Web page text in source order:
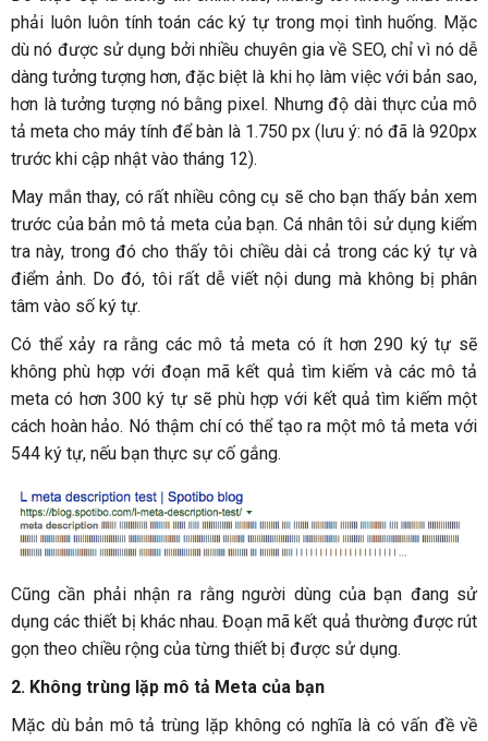
phải luôn luôn tính toán các ký tự trong mọi tình huống. Mặc
dù nó được sử dụng bởi nhiều chuyên gia về SEO, chỉ vì nó dễ
dàng tưởng tượng hơn, đặc biệt là khi họ làm việc với bản sao,
hơn là tưởng tượng nó bằng pixel. Nhưng độ dài thực của mô
tả meta cho máy tính để bàn là 1.750 px (lưu ý: nó đã là 920px
trước khi cập nhật vào tháng 12).
May mắn thay, có rất nhiều công cụ sẽ cho bạn thấy bản xem
trước của bản mô tả meta của bạn. Cá nhân tôi sử dụng kiểm
tra này, trong đó cho thấy tôi chiều dài cả trong các ký tự và
điểm ảnh. Do đó, tôi rất dễ viết nội dung mà không bị phân
tâm vào số ký tự.
Có thể xảy ra rằng các mô tả meta có ít hơn 290 ký tự sẽ
không phù hợp với đoạn mã kết quả tìm kiếm và các mô tả
meta có hơn 300 ký tự sẽ phù hợp với kết quả tìm kiếm một
cách hoàn hảo. Nó thậm chí có thể tạo ra một mô tả meta với
544 ký tự, nếu bạn thực sự cố gắng.
Cũng cần phải nhận ra rằng người dùng của bạn đang sử
dụng các thiết bị khác nhau. Đoạn mã kết quả thường được rút
gọn theo chiều rộng của từng thiết bị được sử dụng.
2. Không trùng lặp mô tả Meta của bạn
Mặc dù bản mô tả trùng lặp không có nghĩa là có vấn đề về